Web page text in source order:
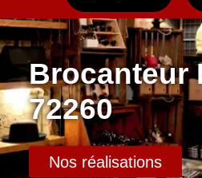
Brocanteur
72260
Nos réalisations